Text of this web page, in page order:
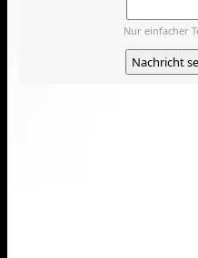
Nur einfacher